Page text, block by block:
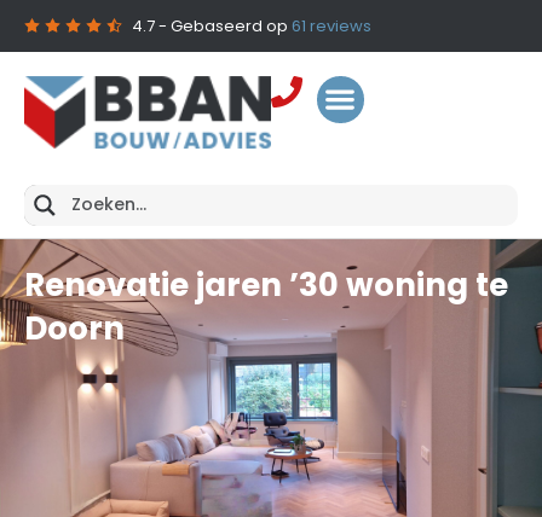
4.7- Gebaseerd op 61 reviews
Renovatie jaren ’30 woning te
Doorn